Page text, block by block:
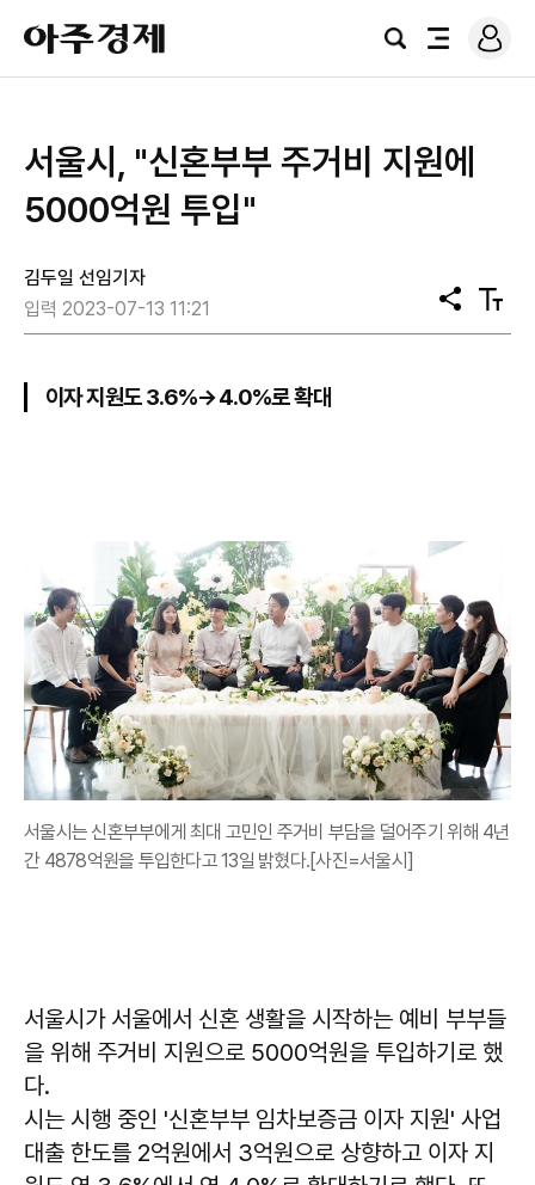
아
주
경
검
전
로
그
서울시, "신혼부부 주거비 지원에
5000억원 투입"
김두일 선임기자
입력 2023-07-13 11:21
공
유
텍
스
이자 지원도 3.6%→4.0%로 확대
서울시는 신혼부부에게 최대 고민인 주거비 부담을 덜어주기 위해 4년
간 4878억원을 투입한다고 13일 밝혔다.[사진=서울시]
서울시가 서울에서 신혼 생활을 시작하는 예비 부부들
을 위해 주거비 지원으로 5000억원을 투입하기로 했
다.
시는 시행 중인 '신혼부부 임차보증금 이자 지원' 사업
대출 한도를 2억원에서 3억원으로 상향하고 이자 지